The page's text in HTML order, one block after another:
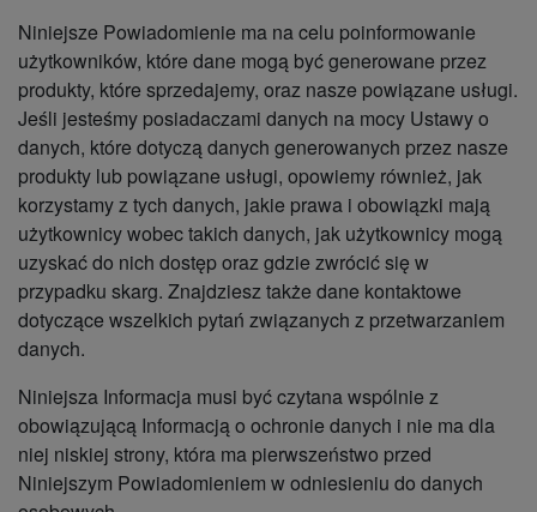
Niniejsze Powiadomienie ma na celu poinformowanie
użytkowników, które dane mogą być generowane przez
produkty, które sprzedajemy, oraz nasze powiązane usługi.
Jeśli jesteśmy posiadaczami danych na mocy Ustawy o
danych, które dotyczą danych generowanych przez nasze
produkty lub powiązane usługi, opowiemy również, jak
korzystamy z tych danych, jakie prawa i obowiązki mają
użytkownicy wobec takich danych, jak użytkownicy mogą
uzyskać do nich dostęp oraz gdzie zwrócić się w
przypadku skarg. Znajdziesz także dane kontaktowe
dotyczące wszelkich pytań związanych z przetwarzaniem
danych.
Niniejsza Informacja musi być czytana wspólnie z
obowiązującą Informacją o ochronie danych i nie ma dla
niej niskiej strony, która ma pierwszeństwo przed
Niniejszym Powiadomieniem w odniesieniu do danych